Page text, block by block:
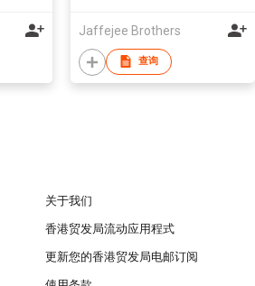
Jaffejee Brothers
查询
关于我们
香港贸发局流动应用程式
更新您的香港贸发局电邮订阅